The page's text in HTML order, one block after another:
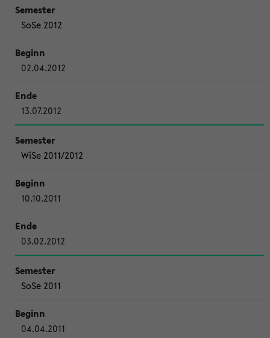
SoSe 2012
02.04.2012
13.07.2012
WiSe 2011/2012
10.10.2011
03.02.2012
SoSe 2011
04.04.2011